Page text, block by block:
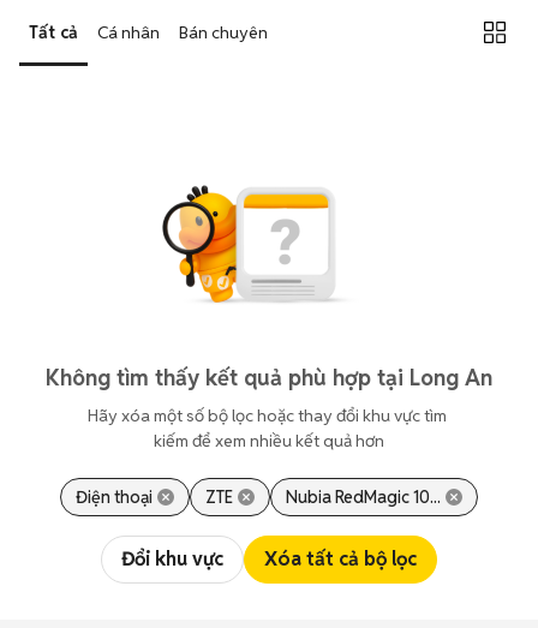
Tất cả Cá nhân Bán chuyên
Không tìm thấy kết quả phù hợp tại Long An
Hãy xóa một số bộ lọc hoặc thay đổi khu vực tìm
kiếm để xem nhiều kết quả hơn
Điện thoại ZTE Nubia RedMagic 10...
Đổi khu vực Xóa tất cả bộ lọc